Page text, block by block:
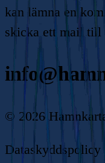
kan lämna en
skicka ett mail till
© 2026
Dataskyddspolicy